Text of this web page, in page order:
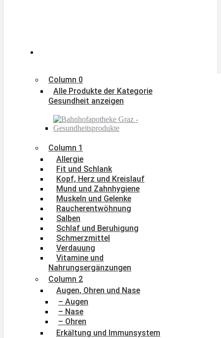
Column 0
Alle Produkte der Kategorie
Gesundheit anzeigen
Column 1
Allergie
Fit und Schlank
Kopf, Herz und Kreislauf
Mund und Zahnhygiene
Muskeln und Gelenke
Raucherentwöhnung
Salben
Schlaf und Beruhigung
Schmerzmittel
Verdauung
Vitamine und
Nahrungsergänzungen
Column 2
Augen, Ohren und Nase
– Augen
– Nase
– Ohren
Erkältung und Immunsystem